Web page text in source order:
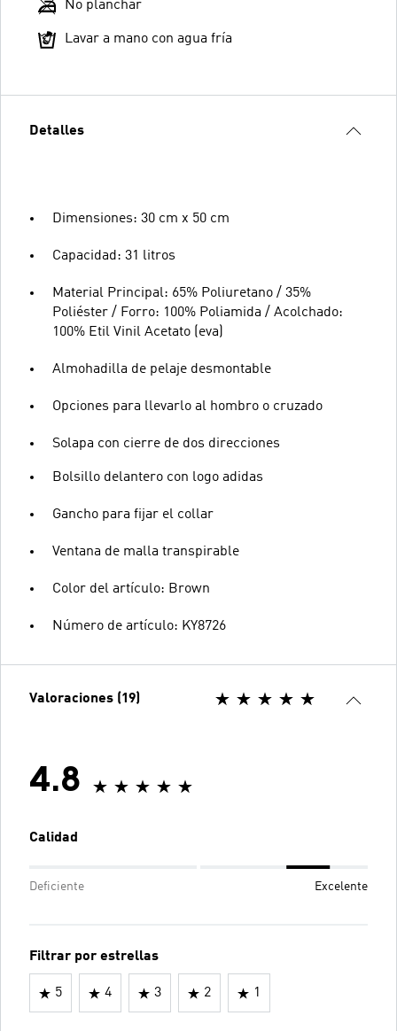
No planchar
Lavar a mano con agua fría
Detalles
Dimensiones: 30 cm x 50 cm
Capacidad: 31 litros
Material Principal: 65% Poliuretano / 35%
Poliéster / Forro: 100% Poliamida / Acolchado:
100% Etil Vinil Acetato (eva)
Almohadilla de pelaje desmontable
Opciones para llevarlo al hombro o cruzado
Solapa con cierre de dos direcciones
Bolsillo delantero con logo adidas
Gancho para fijar el collar
Ventana de malla transpirable
Color del artículo: Brown
Número de artículo: KY8726
Valoraciones (19)
4.8
Calidad
Deficiente Excelente
Filtrar por estrellas
5 4 3 2 1